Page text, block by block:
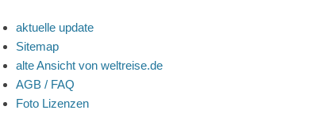
aktuelle update
Sitemap
alte Ansicht von weltreise.de
AGB / FAQ
Foto Lizenzen